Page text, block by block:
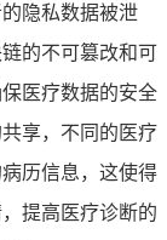
隐私数据被泄
的不可篡改和可
医疗数据的安全
享，不同的医疗
历信息，这使得
提高医疗诊断的